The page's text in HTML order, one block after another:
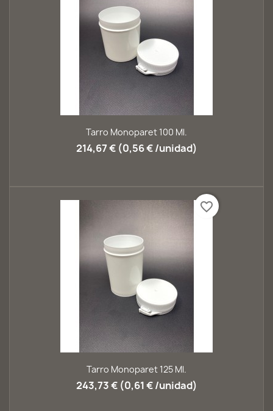
Tarro Monoparet 100 Ml.
214,67 € (0,56 € /unidad)
Tarro Monoparet 125 Ml.
243,73 € (0,61 € /unidad)
favorite_border